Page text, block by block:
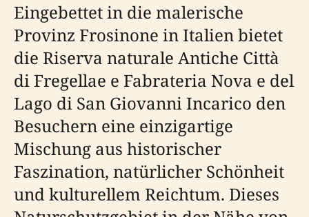
Eingebettet in die malerische
Provinz Frosinone in Italien bietet
die Riserva naturale Antiche Città
di Fregellae e Fabrateria Nova e del
Lago di San Giovanni Incarico den
Besuchern eine einzigartige
Mischung aus historischer
Faszination, natürlicher Schönheit
und kulturellem Reichtum. Dieses